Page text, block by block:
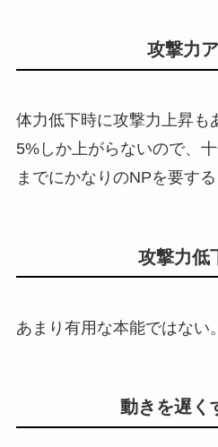
攻撃力
体力低下時に攻撃力上昇も
5%しか上がらないので、
までにかなりのNPを要する
攻撃力低
あまり有用な本能ではない
動きを遅く